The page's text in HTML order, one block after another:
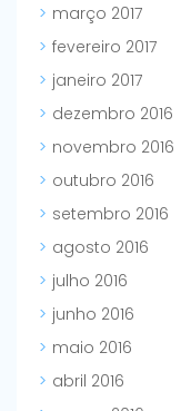
março 2017
fevereiro 2017
janeiro 2017
dezembro 2016
novembro 2016
outubro 2016
setembro 2016
agosto 2016
julho 2016
junho 2016
maio 2016
abril 2016